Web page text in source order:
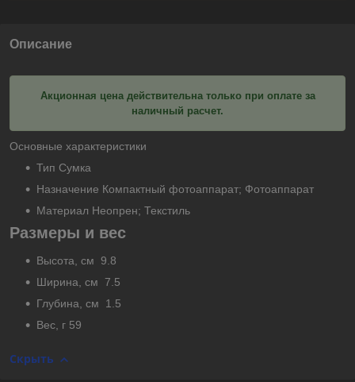
Описание
Акционная цена действительна только при оплате за
наличный расчет.
Основные характеристики
Тип Сумка
Назначение Компактный фотоаппарат; Фотоаппарат
Материал Неопрен; Текстиль
Размеры и вес
Высота, см 9.8
Ширина, см 7.5
Глубина, см 1.5
Вес, г 59
Скрыть